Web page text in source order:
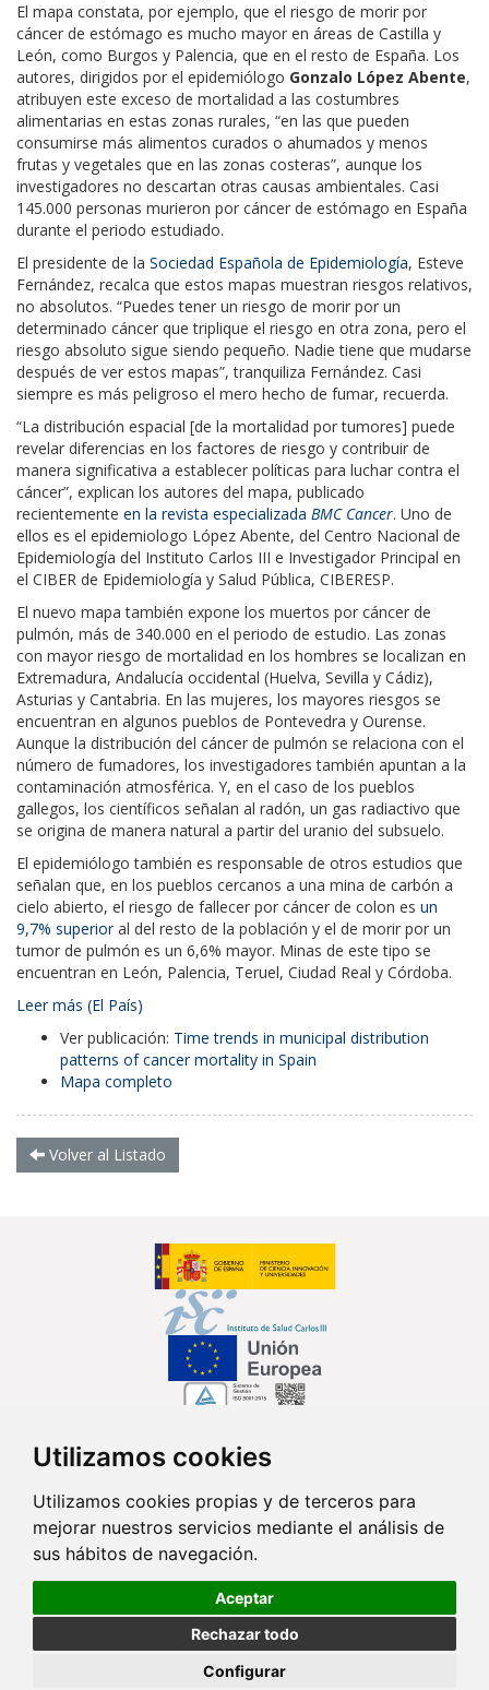
Utilizamos cookies
Utilizamos cookies propias y de terceros para
mejorar nuestros servicios mediante el análisis de
sus hábitos de navegación.
Aceptar
Rechazar todo
Configurar
El mapa constata, por ejemplo, que el riesgo de morir por
cáncer de estómago es mucho mayor en áreas de Castilla y
León, como Burgos y Palencia, que en el resto de España. Los
autores, dirigidos por el epidemiólogo Gonzalo López Abente,
atribuyen este exceso de mortalidad a las costumbres
alimentarias en estas zonas rurales, “en las que pueden
consumirse más alimentos curados o ahumados y menos
frutas y vegetales que en las zonas costeras”, aunque los
investigadores no descartan otras causas ambientales. Casi
145.000 personas murieron por cáncer de estómago en España
durante el periodo estudiado.
El presidente de la Sociedad Española de Epidemiología, Esteve
Fernández, recalca que estos mapas muestran riesgos relativos,
no absolutos. “Puedes tener un riesgo de morir por un
determinado cáncer que triplique el riesgo en otra zona, pero el
riesgo absoluto sigue siendo pequeño. Nadie tiene que mudarse
después de ver estos mapas”, tranquiliza Fernández. Casi
siempre es más peligroso el mero hecho de fumar, recuerda.
“La distribución espacial [de la mortalidad por tumores] puede
revelar diferencias en los factores de riesgo y contribuir de
manera significativa a establecer políticas para luchar contra el
cáncer”, explican los autores del mapa, publicado
recientemente en la revista especializada BMC Cancer. Uno de
ellos es el epidemiologo López Abente, del Centro Nacional de
Epidemiología del Instituto Carlos III e Investigador Principal en
el CIBER de Epidemiología y Salud Pública, CIBERESP.
El nuevo mapa también expone los muertos por cáncer de
pulmón, más de 340.000 en el periodo de estudio. Las zonas
con mayor riesgo de mortalidad en los hombres se localizan en
Extremadura, Andalucía occidental (Huelva, Sevilla y Cádiz),
Asturias y Cantabria. En las mujeres, los mayores riesgos se
encuentran en algunos pueblos de Pontevedra y Ourense.
Aunque la distribución del cáncer de pulmón se relaciona con el
número de fumadores, los investigadores también apuntan a la
contaminación atmosférica. Y, en el caso de los pueblos
gallegos, los científicos señalan al radón, un gas radiactivo que
se origina de manera natural a partir del uranio del subsuelo.
El epidemiólogo también es responsable de otros estudios que
señalan que, en los pueblos cercanos a una mina de carbón a
cielo abierto, el riesgo de fallecer por cáncer de colon es un
9,7% superioral del resto de la población y el de morir por un
tumor de pulmón es un 6,6% mayor. Minas de este tipo se
encuentran en León, Palencia, Teruel, Ciudad Real y Córdoba.
Leer más (El País)
Ver publicación: Time trends in municipal distribution
patterns of cancer mortality in Spain
Mapa completo
Volver al Listado
Síguenos en...
Contacto
Av. Monforte de Lemos, 3-5. Pabellón 11. Planta 0 28029 Madrid
info@ciberisciii.es
Política de Privacidad
| Portal de Transparencia